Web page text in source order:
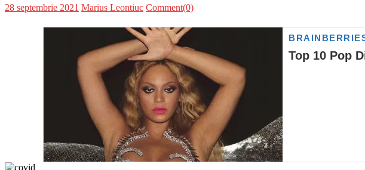
Posted
28 septembrie 2021 Author
Marius Leontiuc Comment(0)